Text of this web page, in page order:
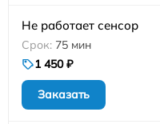
Не работает сенсор
75 мин
1 450 ₽
Заказать